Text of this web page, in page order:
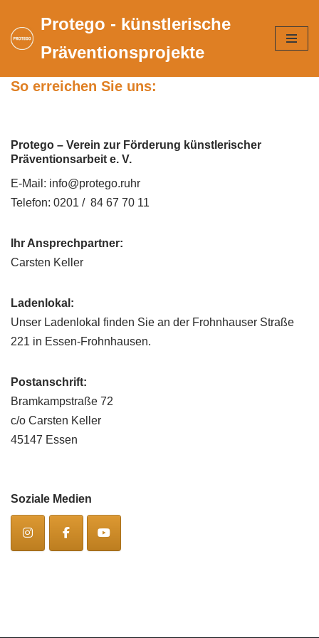
Zum
springen
Protego - künstlerische
Präventionsprojekte
So erreichen Sie uns:
Protego – Verein zur Förderung künstlerischer
Präventionsarbeit e. V.
E-Mail: info@protego.ruhr
Telefon: 0201 / 84 67 70 11
Ihr Ansprechpartner:
Carsten Keller
Ladenlokal:
Unser Ladenlokal finden Sie an der Frohnhauser Straße
221 in Essen-Frohnhausen.
Postanschrift:
Bramkampstraße 72
c/o Carsten Keller
45147 Essen
Soziale Medien